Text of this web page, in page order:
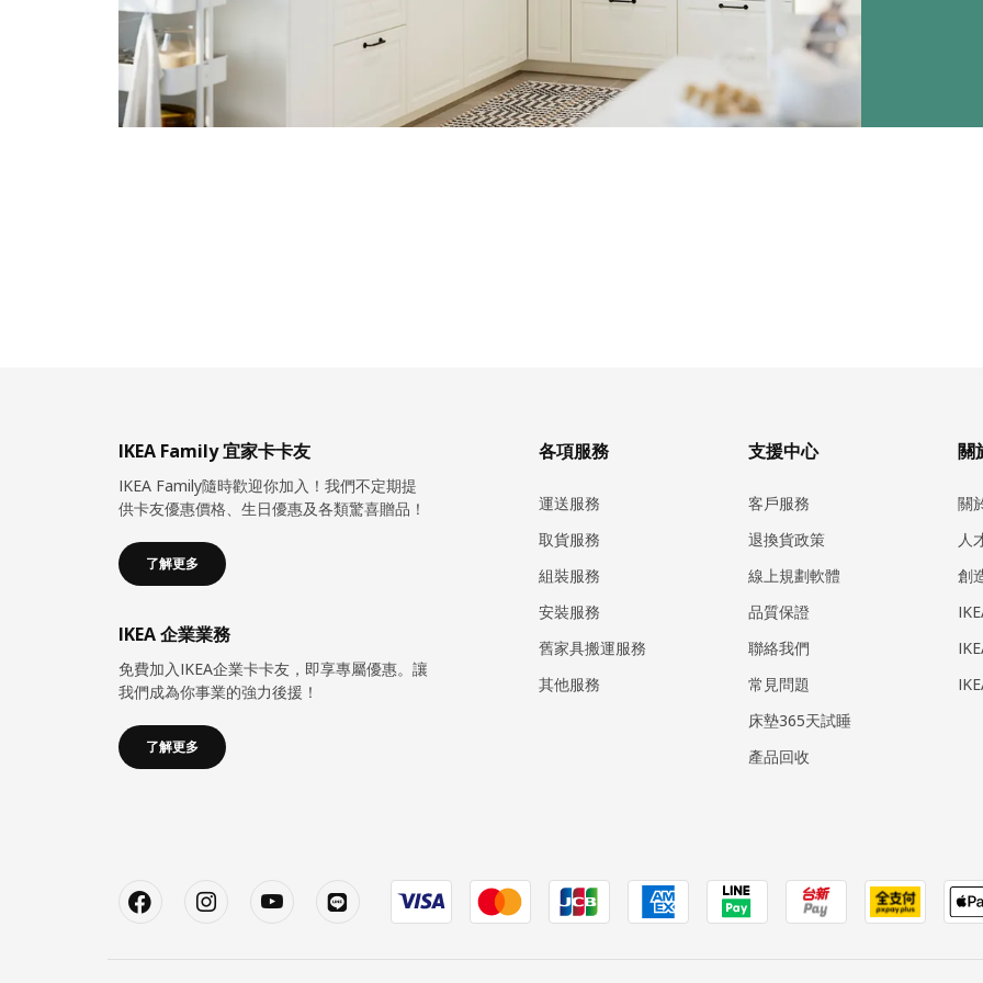
IKEA Family 宜家卡卡友
IKEA Family隨時歡迎你加入！我們不定期提
供卡友優惠價格、生日優惠及各類驚喜贈品！
了解更多
IKEA 企業業務
免費加入IKEA企業卡卡友，即享專屬優惠。讓
我們成為你事業的強力後援！
了解更多
各項服務
運送服務
取貨服務
組裝服務
安裝服務
​舊家具搬運服務
其他服務
支援中心
客戶服務
退換貨政策
線上規劃軟體
品質保證
聯絡我們
常見問題
床墊365天試睡
產品回收
關
關
人
創